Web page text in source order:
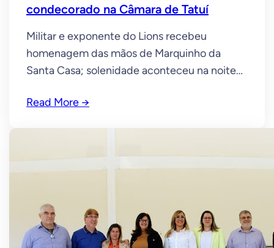
condecorado na Câmara de Tatuí
Militar e exponente do Lions recebeu
homenagem das mãos de Marquinho da
Santa Casa; solenidade aconteceu na noite
Marquinho da Santa Casa (Antonio Marcos de
município. Em solenidade realizada na
Câmara Municipal, ele concedeu Título
Read More →